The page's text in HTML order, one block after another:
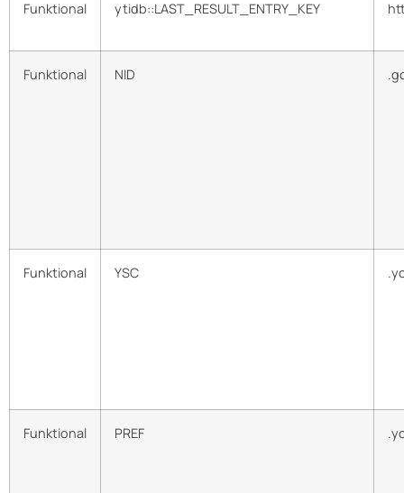
Funktional ytidb::LAST_RESULT_ENTRY_KEY
Funktional NID
Funktional YSC
Funktional PREF